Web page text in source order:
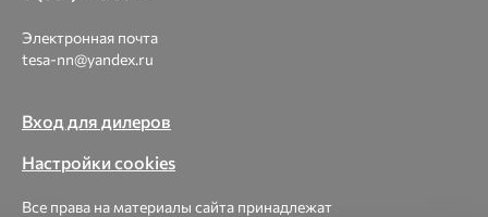
Электронная почта
tesa-nn@yandex.ru
Вход для дилеров
Настройки cookies
Все права на материалы сайта принадлежат